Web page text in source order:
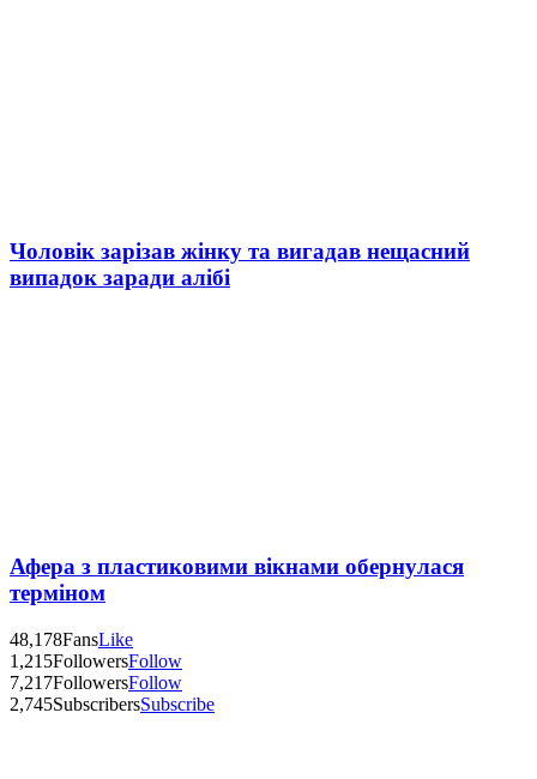
Чоловік зарізав жінку та вигадав нещасний
випадок заради алібі
Афера з пластиковими вікнами обернулася
терміном
48,178FansLike
1,215FollowersFollow
7,217FollowersFollow
2,745SubscribersSubscribe